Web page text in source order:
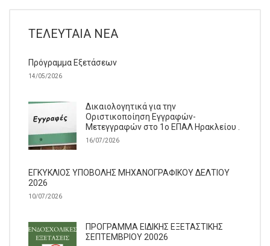
ΤΕΛΕΥΤΑΊΑ ΝΈΑ
Πρόγραμμα Εξετάσεων
14/05/2026
Δικαιολογητικά για την
Οριστικοποίηση Εγγραφών-
Μετεγγραφών στο 1ο ΕΠΑΛ Ηρακλείου .
16/07/2026
ΕΓΚΥΚΛΙΟΣ ΥΠΟΒΟΛΗΣ ΜΗΧΑΝΟΓΡΑΦΙΚΟΥ ΔΕΛΤΙΟΥ
2026
10/07/2026
ΠΡΟΓΡΑΜΜΑ ΕΙΔΙΚΗΣ ΕΞΕΤΑΣΤΙΚΗΣ
ΣΕΠΤΕΜΒΡΙΟΥ 20026